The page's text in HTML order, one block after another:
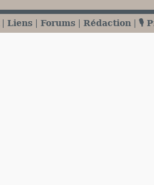
Liens Forums Rédaction 🎙️